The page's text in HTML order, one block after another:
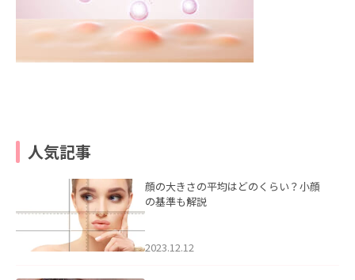
人気記事
顔の大きさの平均はどのくらい？小顔
の基準も解説
2023.12.12